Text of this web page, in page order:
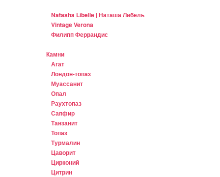
Natasha Libelle | Наташа Либель
Vintage Verona
Филипп Феррандис
Камни
Агат
Лондон-топаз
Муассанит
Опал
Раухтопаз
Сапфир
Танзанит
Топаз
Турмалин
Цаворит
Цирконий
Цитрин